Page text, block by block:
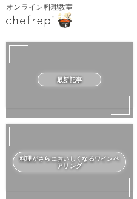
オンライン料理教室
最新記事
料理がさらにおいしくなるワインペ
アリング